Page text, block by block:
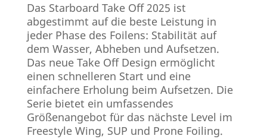
Das Starboard Take Off 2025 ist
abgestimmt auf die beste Leistung in
jeder Phase des Foilens: Stabilität auf
dem Wasser, Abheben und Aufsetzen.
Das neue Take Off Design ermöglicht
einen schnelleren Start und eine
einfachere Erholung beim Aufsetzen. Die
Serie bietet ein umfassendes
Größenangebot für das nächste Level im
Freestyle Wing, SUP und Prone Foiling.